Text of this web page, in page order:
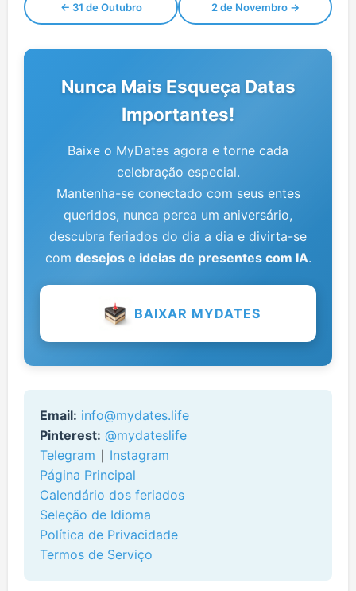
← 31 de Outubro 2 de Novembro →
Nunca Mais Esqueça Datas
Importantes!
Baixe o MyDates agora e torne cada
celebração especial.
Mantenha-se conectado com seus entes
queridos, nunca perca um aniversário,
descubra feriados do dia a dia e divirta-se
com desejos e ideias de presentes com IA.
BAIXAR MYDATES
Email: info@mydates.life
Pinterest: @mydateslife
Telegram ∣ Instagram
Página Principal
Calendário dos feriados
Seleção de Idioma
Política de Privacidade
Termos de Serviço